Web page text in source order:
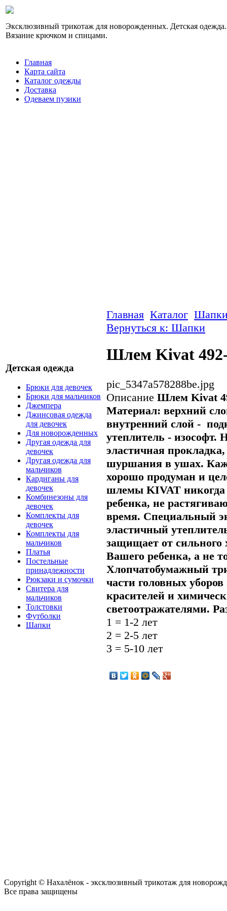
Эксклюзивный трикотаж для новорожденных. Детская одежда.
Вязание крючком и спицами.
Главная
Карта сайта
Каталог одежды
Доставка
Одеваем пузики
Детская одежда
Брюки для девочек
Брюки для мальчиков
Джемпера
Джинсовая одежда
для девочек
Для новорожденных
Другая одежда для
девочек
Другая одежда для
мальчиков
Кардиганы для
девочек
Комбинезоны для
девочек
Комплекты для
девочек
Комплекты для
мальчиков
Платья
Постельные
принадлежности
Рюкзаки и сумочки
Свитера для
мальчиков
Толстовки
Футболки
Шапки
Главная Каталог
Вернуться к: Шапки
Шлем Kivat
pic_5347a578288be.jpg
Описание Шлем Kivat
Материал: верхний
внутренний слой -
утеплитель - изософт.
эластичная
шуршания в ушах.
хорошо продуман и
шлемы KIVAT никогда
ребенка, не
время. Специальный
эластичный
защищает от сильного
Вашего ребенка, а не
Хлопчатобумажный
части головных
красителей и
светоотражателями.
1 = 1-2 лет
2 = 2-5 лет
3 = 5-10 лет
Copyright © Нахалёнок - эксклюзивный трикотаж для
Все права защищены